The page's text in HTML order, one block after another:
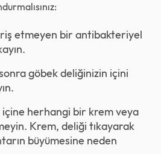
etmeyen bir antibakteriyel
göbek deliğinizin içini
herhangi bir krem veya
Krem, deliği tıkayarak
büyümesine neden